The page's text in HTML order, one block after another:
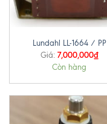
Lundahl LL-1664 / PP
Giá: 7,000,000₫
Còn hàng